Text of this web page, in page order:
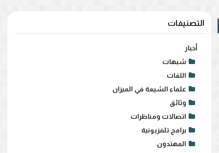
التصنيفات
أخبار
شبهات
اللغات
علماء الشيعة في الميزان
وثائق
اتصالات ومناظرات
برامج تلفزيونية
المهتدون